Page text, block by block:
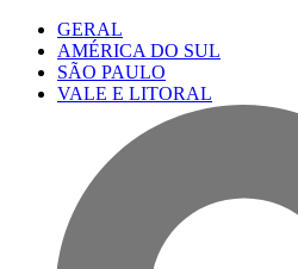
GERAL
AMÉRICA DO SUL
SÃO PAULO
VALE E LITORAL